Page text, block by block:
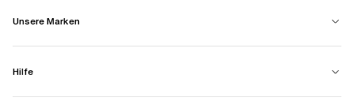
Unsere Marken
Hilfe